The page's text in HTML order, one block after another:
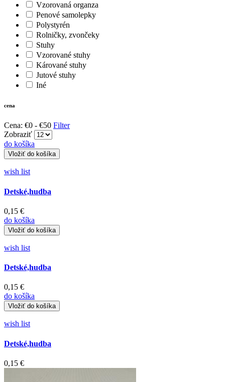
Vzorovaná organza
Penové samolepky
Polystyrén
Rolničky, zvončeky
Stuhy
Vzorované stuhy
Kárované stuhy
Jutové stuhy
Iné
cena
Cena: €0 - €50 Filter
Zobraziť
do košíka
wish list
Detské,hudba
0,15 €
do košíka
wish list
Detské,hudba
0,15 €
do košíka
wish list
Detské,hudba
0,15 €